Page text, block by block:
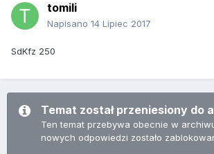
tomili
Napisano 14 Lipiec 2017
SdKfz 250
Temat został przeniesiony do
Ten temat przebywa obecnie w
nowych odpowiedzi zostało